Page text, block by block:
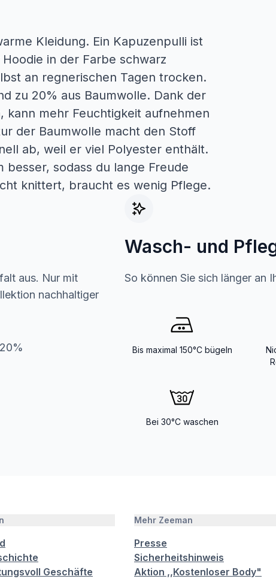
Kleidung. Ein Kapuzenpulli ist
in der Farbe schwarz
an regnerischen Tagen trocken.
zu 20% aus Baumwolle. Dank der
kann mehr Feuchtigkeit aufnehmen
der Baumwolle macht den Stoff
ab, weil er viel Polyester enthält.
sodass du lange Freude
knittert, braucht es wenig Pflege.
aus. Nur mit
nachhaltiger
Wasch- und
So können Sie sich länger an
Bis maximal 150°C bügeln
Bei 30°C waschen
Geschäfte
Mehr Zeeman
Presse
Sicherheitshinweis
Aktion ,,Kostenloser Body"